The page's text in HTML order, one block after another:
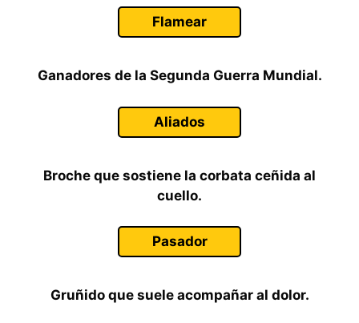
Flamear
Ganadores de la Segunda Guerra Mundial.
Aliados
Broche que sostiene la corbata ceñida al
cuello.
Pasador
Gruñido que suele acompañar al dolor.